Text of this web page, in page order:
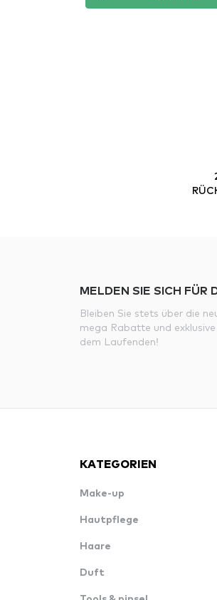
MELDEN SIE SICH FÜR
Bleiben Sie stets über die
mega Rabatte und
dem Laufenden!
KATEGORIEN
Make-up
Hautpflege
Haare
Duft